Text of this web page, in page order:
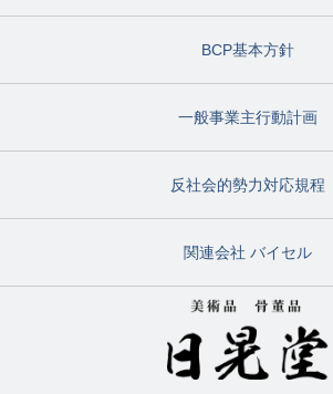
BCP基本方針
一般事業主行動計画
反社会的勢力対応規程
関連会社 バイセル